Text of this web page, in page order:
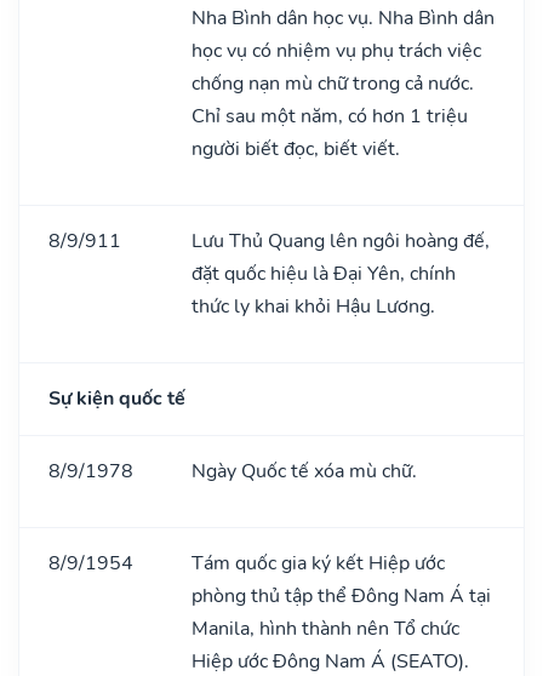
Nha Bình dân học vụ. Nha Bình dân
học vụ có nhiệm vụ phụ trách việc
chống nạn mù chữ trong cả nước.
Chỉ sau một năm, có hơn 1 triệu
người biết đọc, biết viết.
8/9/911
Lưu Thủ Quang lên ngôi hoàng đế,
đặt quốc hiệu là Đại Yên, chính
thức ly khai khỏi Hậu Lương.
Sự kiện quốc tế
8/9/1978 Ngày Quốc tế xóa mù chữ.
8/9/1954
Tám quốc gia ký kết Hiệp ước
phòng thủ tập thể Đông Nam Á tại
Manila, hình thành nên Tổ chức
Hiệp ước Đông Nam Á (SEATO).